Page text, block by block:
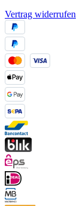
Vertrag widerrufen